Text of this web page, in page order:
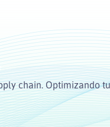
chain. Optimizando